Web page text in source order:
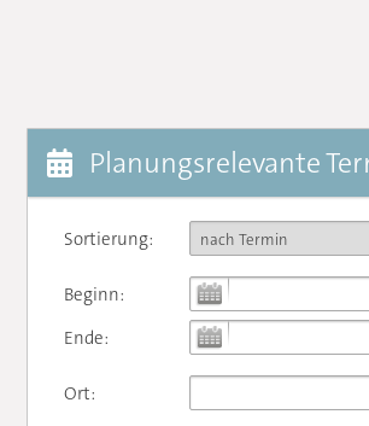
Planungsrelevante
Sortierung:
Beginn:
Ende:
Ort: